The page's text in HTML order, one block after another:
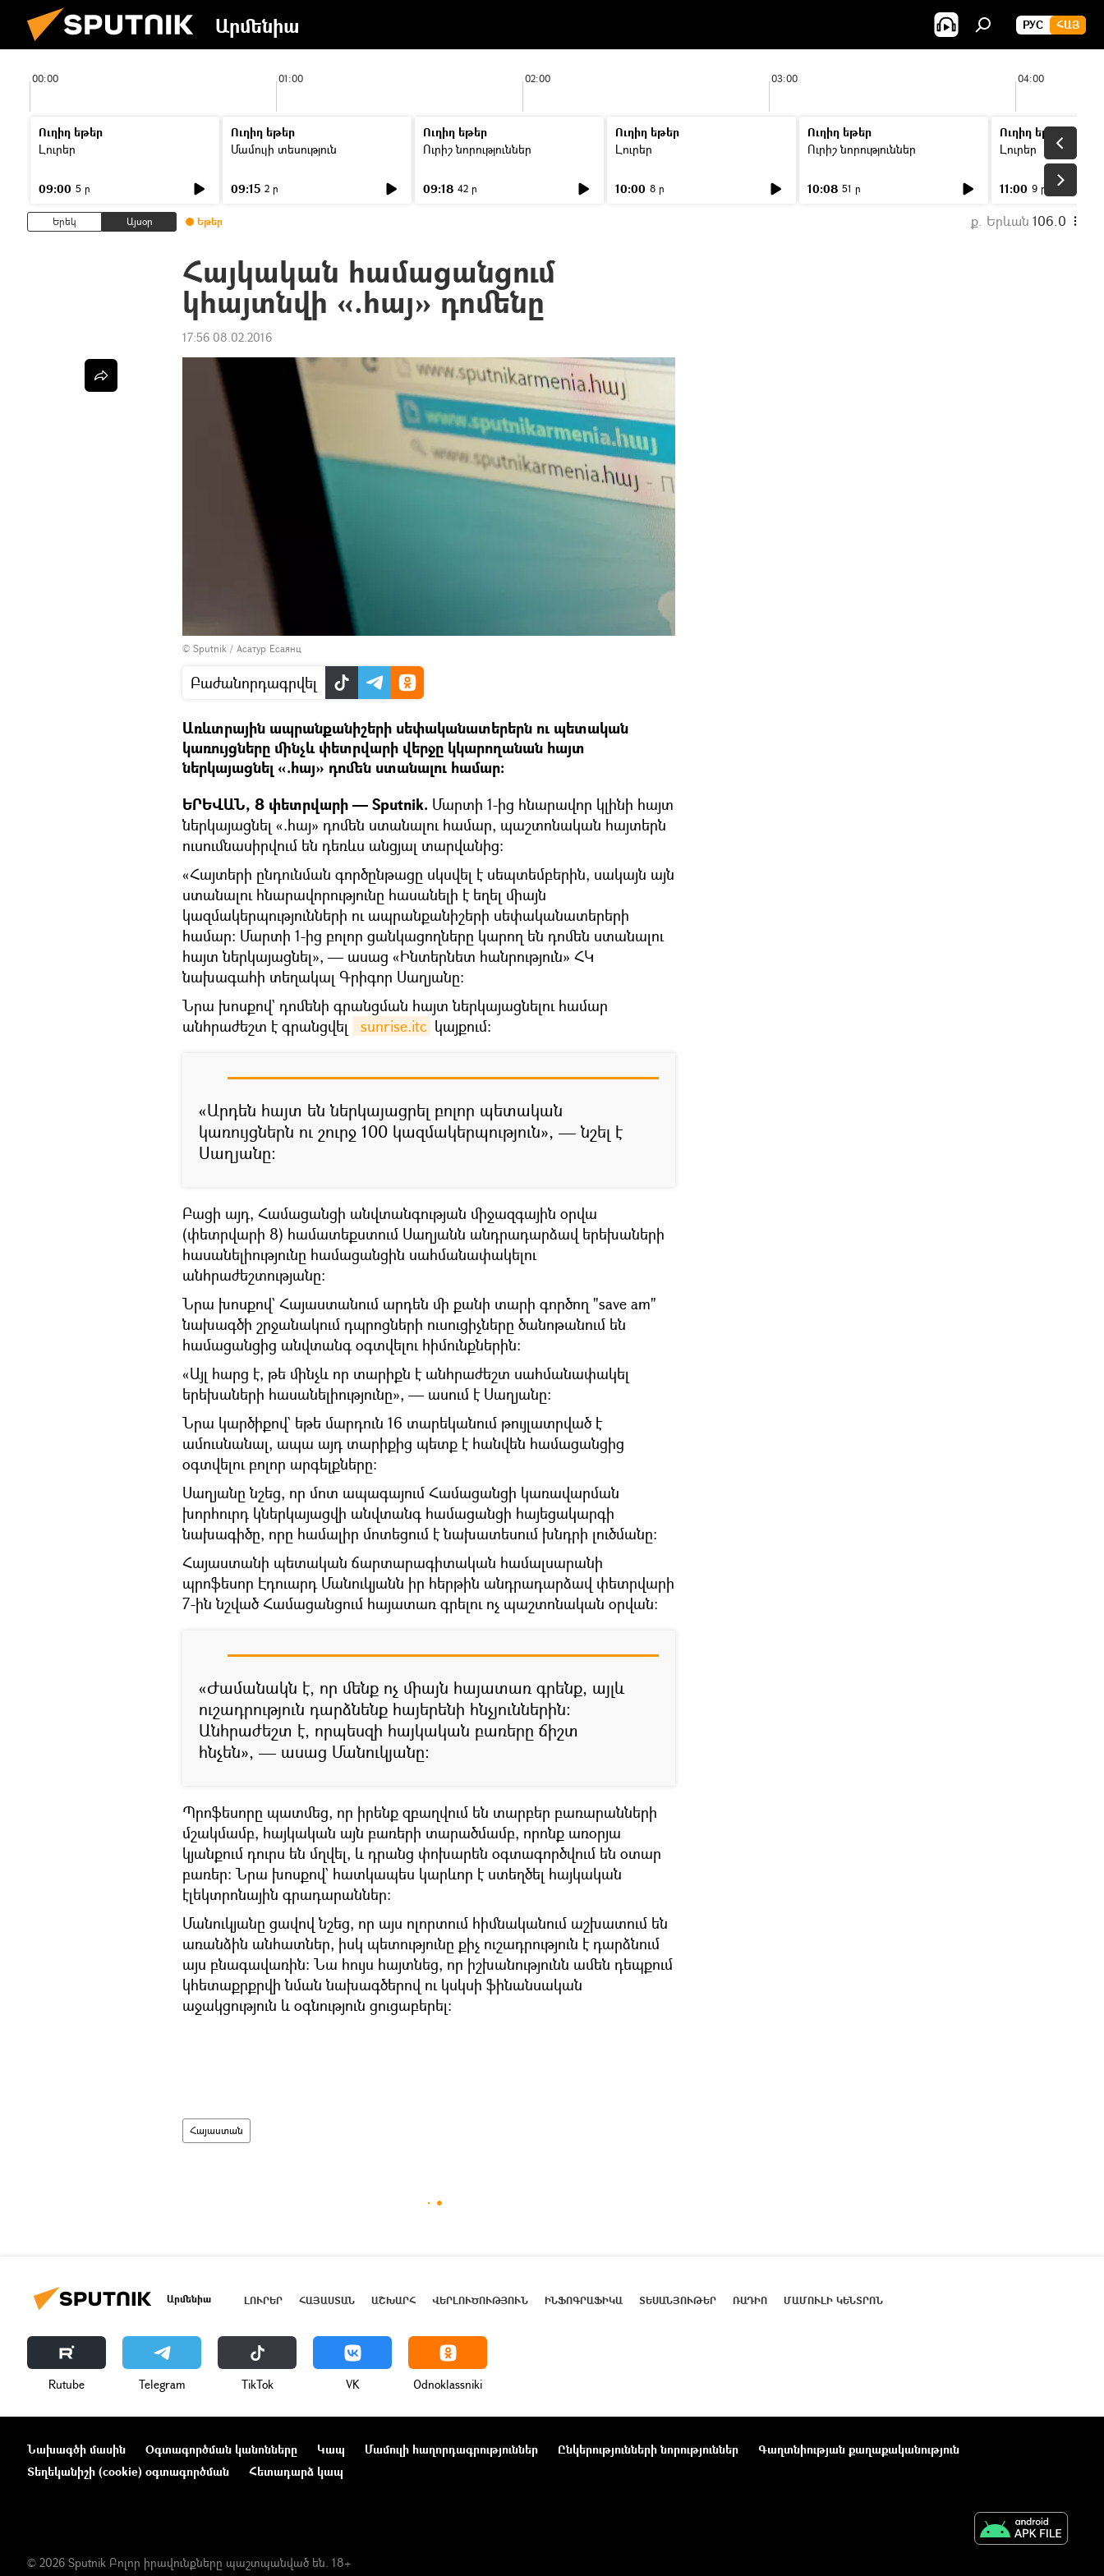
Արմենիա РУС ՀԱՅ
00:00 01:00 02:00 03:00 04:00
Ուղիղ եթեր
Լուրեր
09:00 5 ր
Ուղիղ եթեր
Մամուլի տեսություն
09:15 2 ր
Ուղիղ եթեր
Ուրիշ նորություններ
09:18 42 ր
Ուղիղ եթեր
Լուրեր
10:00 8 ր
Ուղիղ եթեր
Ուրիշ նորություններ
10:08 51 ր
Ուղիղ եթեր
Լուրեր
11:00 9 ր
Երեկ Այսօր Եթեր ք. Երևան 106.0
Հայկական համացանցում
կհայտնվի «.հայ» դոմենը
17:56 08.02.2016
© Sputnik / Асатур Есаянц
Բաժանորդագրվել
Առևտրային ապրանքանիշերի սեփականատերերն ու պետական
կառույցները մինչև փետրվարի վերջը կկարողանան հայտ
ներկայացնել «.հայ» դոմեն ստանալու համար։
ԵՐԵՎԱՆ, 8 փետրվարի — Sputnik. Մարտի 1-ից հնարավոր կլինի հայտ
ներկայացնել «.հայ» դոմեն ստանալու համար, պաշտոնական հայտերն
ուսումնասիրվում են դեռևս անցյալ տարվանից։
«Հայտերի ընդունման գործընթացը սկսվել է սեպտեմբերին, սակայն այն
ստանալու հնարավորությունը հասանելի է եղել միայն
կազմակերպությունների ու ապրանքանիշերի սեփականատերերի
համար։ Մարտի 1-ից բոլոր ցանկացողները կարող են դոմեն ստանալու
հայտ ներկայացնել», — ասաց «Ինտերնետ հանրություն» ՀԿ
նախագահի տեղակալ Գրիգոր Սաղյանը։
Նրա խոսքով` դոմենի գրանցման հայտ ներկայացնելու համար
անհրաժեշտ է գրանցվել
sunrise.itc կայքում։
«Արդեն հայտ են ներկայացրել բոլոր պետական
կառույցներն ու շուրջ 100 կազմակերպություն», — նշել է
Սաղյանը։
Բացի այդ, Համացանցի անվտանգության միջազգային օրվա
(փետրվարի 8) համատեքստում Սաղյանն անդրադարձավ երեխաների
հասանելիությունը համացանցին սահմանափակելու
անհրաժեշտությանը։
Նրա խոսքով` Հայաստանում արդեն մի քանի տարի գործող "save am"
նախագծի շրջանակում դպրոցների ուսուցիչները ծանոթանում են
համացանցից անվտանգ օգտվելու հիմունքներին։
«Այլ հարց է, թե մինչև որ տարիքն է անհրաժեշտ սահմանափակել
երեխաների հասանելիությունը», — ասում է Սաղյանը։
Նրա կարծիքով` եթե մարդուն 16 տարեկանում թույլատրված է
ամուսնանալ, ապա այդ տարիքից պետք է հանվեն համացանցից
օգտվելու բոլոր արգելքները։
Սաղյանը նշեց, որ մոտ ապագայում Համացանցի կառավարման
խորհուրդ կներկայացվի անվտանգ համացանցի հայեցակարգի
նախագիծը, որը համալիր մոտեցում է նախատեսում խնդրի լուծմանը։
Հայաստանի պետական ճարտարագիտական համալսարանի
պրոֆեսոր Էդուարդ Մանուկյանն իր հերթին անդրադարձավ փետրվարի
7-ին նշված Համացանցում հայատառ գրելու ոչ պաշտոնական օրվան։
«Ժամանակն է, որ մենք ոչ միայն հայատառ գրենք, այլև
ուշադրություն դարձնենք հայերենի հնչյուններին։
Անհրաժեշտ է, որպեսզի հայկական բառերը ճիշտ
հնչեն», — ասաց Մանուկյանը։
Պրոֆեսորը պատմեց, որ իրենք զբաղվում են տարբեր բառարանների
մշակմամբ, հայկական այն բառերի տարածմամբ, որոնք առօրյա
կյանքում դուրս են մղվել, և դրանց փոխարեն օգտագործվում են օտար
բառեր։ Նրա խոսքով` հատկապես կարևոր է ստեղծել հայկական
էլեկտրոնային գրադարաններ։
Մանուկյանը ցավով նշեց, որ այս ոլորտում հիմնականում աշխատում են
առանձին անհատներ, իսկ պետությունը քիչ ուշադրություն է դարձնում
այս բնագավառին։ Նա հույս հայտնեց, որ իշխանությունն ամեն դեպքում
կհետաքրքրվի նման նախագծերով ու կսկսի ֆինանսական
աջակցություն և օգնություն ցուցաբերել։
Հայաստան
Արմենիա ԼՈՒՐԵՐ ՀԱՅԱՍՏԱՆ ԱՇԽԱՐՀ ՎԵՐԼՈՒԾՈՒԹՅՈՒՆ ԻՆՖՈԳՐԱՖԻԿԱ ՏԵՍԱՆՅՈՒԹԵՐ ՌԱԴԻՈ ՄԱՄՈՒԼԻ ԿԵՆՏՐՈՆ
Rutube Telegram ТikТоk VK Odnoklassniki
Նախագծի մասին Օգտագործման կանոնները Կապ Մամուլի հաղորդագրություններ Ընկերությունների նորություններ
Գաղտնիության քաղաքականություն
Տեղեկանիշի (cookie) օգտագործման
Հետադարձ կապ
© 2026 Sputnik Բոլոր իրավունքները պաշտպանված են. 18+